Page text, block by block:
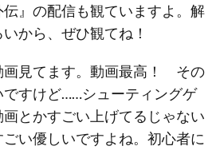
』の配信も観ていますよ。解
から、ぜひ観てね！
画見てます。動画最高！ その
ですけど……シューティングゲ
とかすごい上げてるじゃない
い優しいですよね。初心者に